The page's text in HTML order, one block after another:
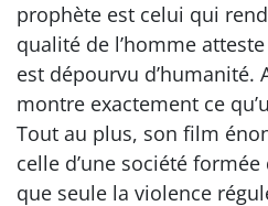
prophète est celui qui
qualité de l’homme
est dépourvu d’humanité.
montre exactement ce
Tout au plus, son film
celle d’une société
que seule la violence